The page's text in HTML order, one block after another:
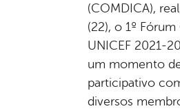
(COMDICA),
(22), o 1º
UNICEF 2021-
um momento
participativo
diversos